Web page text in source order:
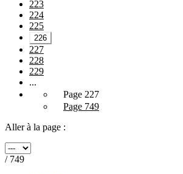
223
224
225
226
227
228
229
...
Page 227
Page 749
Aller à la page :
/ 749